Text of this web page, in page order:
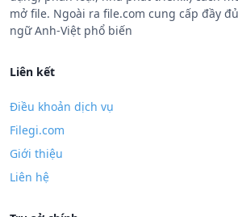
mở file. Ngoài ra file.com cung cấp đầy
ngữ Anh-Việt phổ biến
Liên kết
Điều khoản dịch vụ
Filegi.com
Giới thiệu
Liên hệ